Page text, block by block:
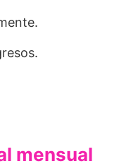
mensual